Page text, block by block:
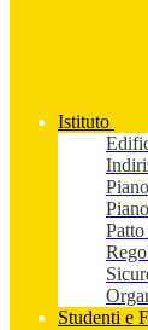
Istituto
Studenti e